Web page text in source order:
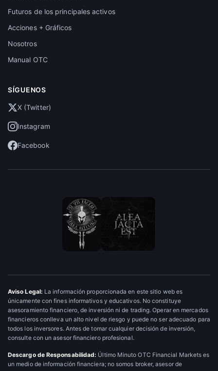
Futuros de los principales activos
Acciones + Gráficos
Nosotros
Manual OTC
SÍGUENOS
X (Twitter)
Instagram
Facebook
Aviso Legal: La información proporcionada en este sitio web es
únicamente con fines informativos y educativos. No constituye
asesoramiento financiero, de inversión ni de trading. Operar en mercados
financieros conlleva un alto nivel de riesgo y puede no ser adecuado para
todos los inversores. Antes de tomar cualquier decisión de inversión,
consulte con un asesor financiero profesional.
Descargo de Responsabilidad: Último Minuto OTC Financial Markets es
un medio de información financiera; no somos broker, asesor de